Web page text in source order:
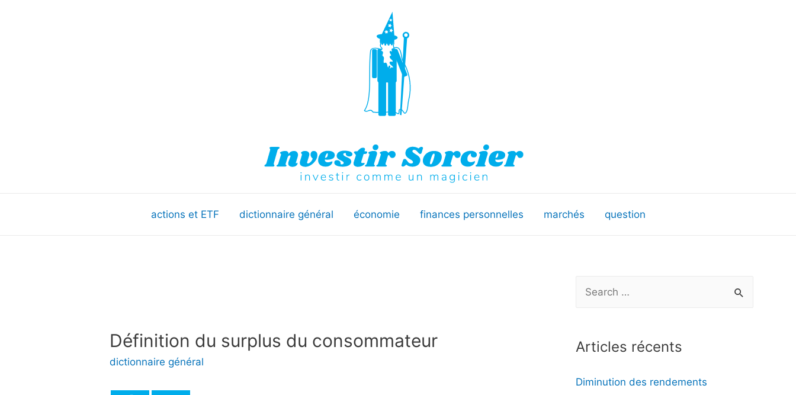
actions et ETF dictionnaire général économie finances personnelles marchés question
Définition du surplus du consommateur
dictionnaire général
h
r
Articles récents
Diminution des rendements